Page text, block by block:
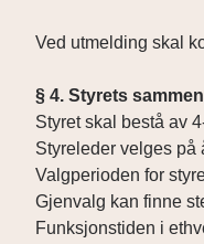
Ved utmelding skal
§ 4. Styrets
Styret skal bestå av
Styreleder velges på
Valgperioden for
Gjenvalg kan finne
Funksjonstiden i